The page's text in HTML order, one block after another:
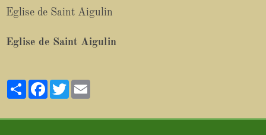
Eglise de Saint Aigulin
Eglise de Saint Aigulin
PartagerFacebook
Twitter